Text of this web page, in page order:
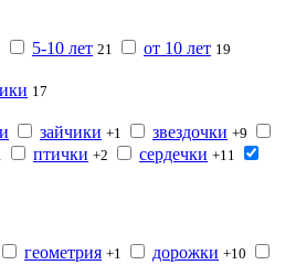
5-10 лет 21 от 10 лет 19
17
зайчики +1 звездочки +9
птички +2 сердечки +11
геометрия +1 дорожки +10